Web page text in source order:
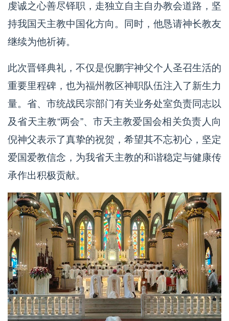
虔诚之心善尽铎职，走独立自主自办教会道路，坚
持我国天主教中国化方向。同时，他恳请神长教友
继续为他祈祷。
此次晋铎典礼，不仅是倪鹏宇神父个人圣召生活的
重要里程碑，也为福州教区神职队伍注入了新生力
量。省、市统战民宗部门有关业务处室负责同志以
及省天主教“两会”、市天主教爱国会相关负责人向
倪神父表示了真挚的祝贺，希望其不忘初心，坚定
爱国爱教信念，为我省天主教的和谐稳定与健康传
承作出积极贡献。